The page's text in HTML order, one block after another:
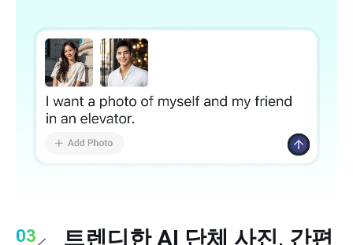
03 트렌디한 AI 단체 사진, 간편